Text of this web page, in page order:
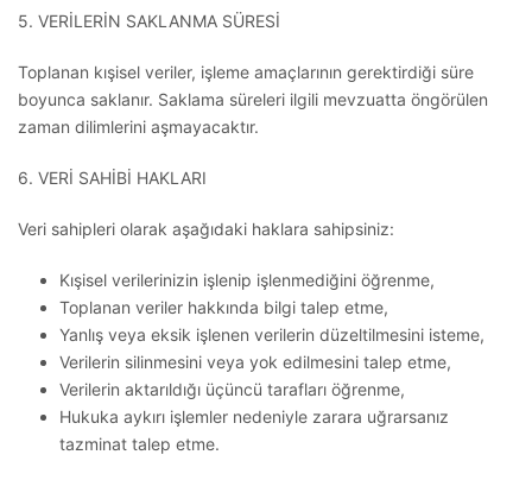
5. VERİLERİN SAKLANMA SÜRESİ
Toplanan kışisel veriler, işleme amaçlarının gerektirdiği süre
boyunca saklanır. Saklama süreleri ilgili mevzuatta öngörülen
zaman dilimlerini aşmayacaktır.
6. VERİ SAHİBİ HAKLARI
Veri sahipleri olarak aşağıdaki haklara sahipsiniz:
Kışisel verilerinizin işlenip işlenmediğini öğrenme,
Toplanan veriler hakkında bilgi talep etme,
Yanlış veya eksik işlenen verilerin düzeltilmesini isteme,
Verilerin silinmesini veya yok edilmesini talep etme,
Verilerin aktarıldığı üçüncü tarafları öğrenme,
Hukuka aykırı işlemler nedeniyle zarara uğrarsanız
tazminat talep etme.